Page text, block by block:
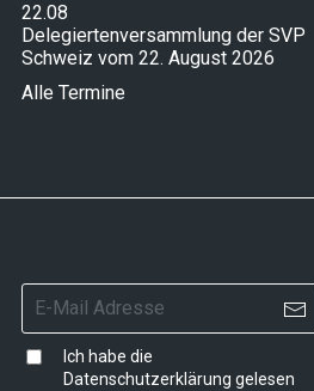
22.08
Delegiertenversammlung der SVP
Schweiz vom 22. August 2026
Alle Termine
Ich habe die
Datenschutzerklärung gelesen